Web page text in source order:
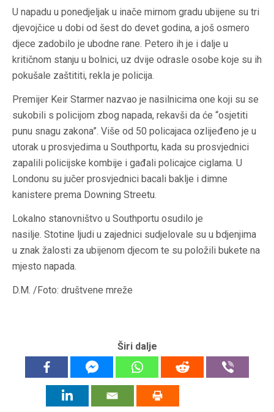
U napadu u ponedjeljak u inače mirnom gradu ubijene su tri
djevojčice u dobi od šest do devet godina, a još osmero
djece zadobilo je ubodne rane. Petero ih je i dalje u
kritičnom stanju u bolnici, uz dvije odrasle osobe koje su ih
pokušale zaštititi, rekla je policija.
Premijer Keir Starmer nazvao je nasilnicima one koji su se
sukobili s policijom zbog napada, rekavši da će “osjetiti
punu snagu zakona”. Više od 50 policajaca ozlijeđeno je u
utorak u prosvjedima u Southportu, kada su prosvjednici
zapalili policijske kombije i gađali policajce ciglama. U
Londonu su jučer prosvjednici bacali baklje i dimne
kanistere prema Downing Streetu.
Lokalno stanovništvo u Southportu osudilo je
nasilje. Stotine ljudi u zajednici sudjelovale su u bdjenjima
u znak žalosti za ubijenom djecom te su položili bukete na
mjesto napada.
D.M. /Foto: društvene mreže
Širi dalje